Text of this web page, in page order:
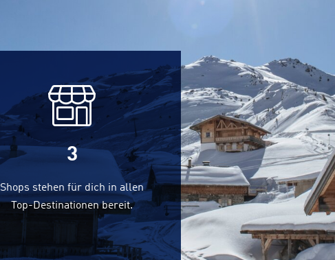
3
Shops stehen für dich in allen
Top-Destinationen bereit.